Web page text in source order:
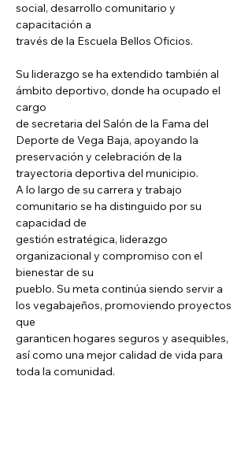
social, desarrollo comunitario y
capacitación a
través de la Escuela Bellos Oficios.
Su liderazgo se ha extendido también al
ámbito deportivo, donde ha ocupado el
cargo
de secretaria del Salón de la Fama del
Deporte de Vega Baja, apoyando la
preservación y celebración de la
trayectoria deportiva del municipio.
A lo largo de su carrera y trabajo
comunitario se ha distinguido por su
capacidad de
gestión estratégica, liderazgo
organizacional y compromiso con el
bienestar de su
pueblo. Su meta continúa siendo servir a
los vegabajeños, promoviendo proyectos
que
garanticen hogares seguros y asequibles,
así como una mejor calidad de vida para
toda la comunidad.